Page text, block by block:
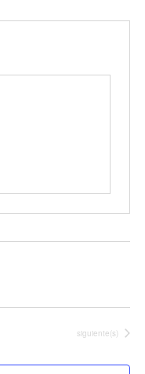
Eventos
siguiente(s)